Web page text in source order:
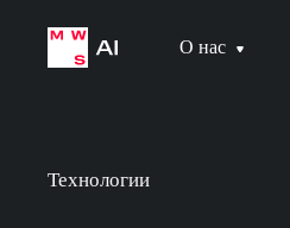
О нас
Технологии